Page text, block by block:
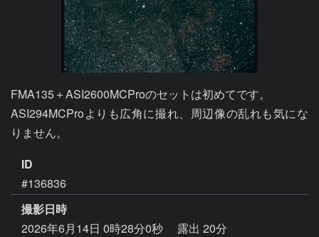
FMA135＋ASI2600MCProのセットは初めてです。
ASI294MCProよりも広角に撮れ、周辺像の乱れも気にな
りません。
ID
#136836
撮影日時
2026年6月14日 0時28分0秒
露出 20分